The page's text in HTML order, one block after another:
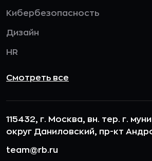
Кибербезопасность
Дизайн
HR
Смотреть все
115432, г. Москва, вн. тер. г.
округ Даниловский, пр-кт
team@rb.ru